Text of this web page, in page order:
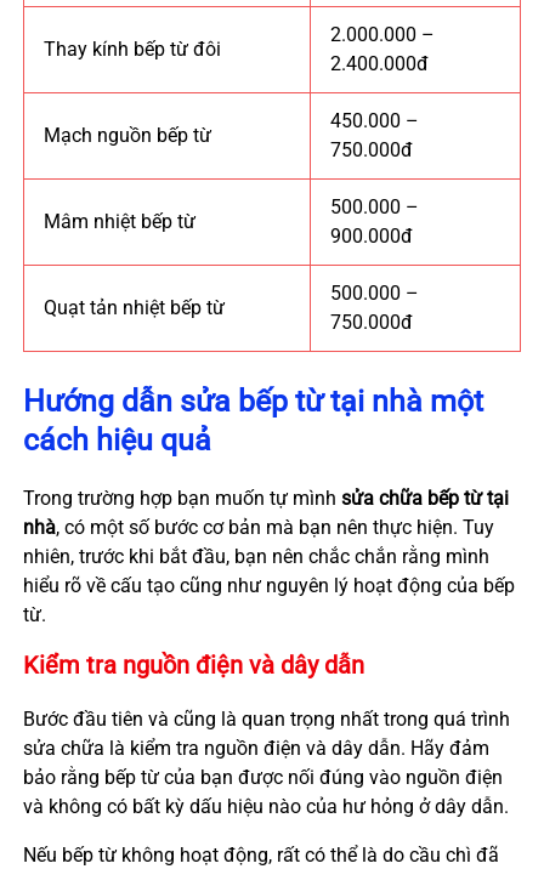
Thay kính bếp từ đôi
2.000.000 –
2.400.000đ
Mạch nguồn bếp từ
450.000 –
750.000đ
Mâm nhiệt bếp từ
500.000 –
900.000đ
Quạt tản nhiệt bếp từ
500.000 –
750.000đ
Hướng dẫn sửa bếp từ tại nhà một
cách hiệu quả
Trong trường hợp bạn muốn tự mình sửa chữa bếp từ tại
nhà, có một số bước cơ bản mà bạn nên thực hiện. Tuy
nhiên, trước khi bắt đầu, bạn nên chắc chắn rằng mình
hiểu rõ về cấu tạo cũng như nguyên lý hoạt động của bếp
từ.
Kiểm tra nguồn điện và dây dẫn
Bước đầu tiên và cũng là quan trọng nhất trong quá trình
sửa chữa là kiểm tra nguồn điện và dây dẫn. Hãy đảm
bảo rằng bếp từ của bạn được nối đúng vào nguồn điện
và không có bất kỳ dấu hiệu nào của hư hỏng ở dây dẫn.
Nếu bếp từ không hoạt động, rất có thể là do cầu chì đã